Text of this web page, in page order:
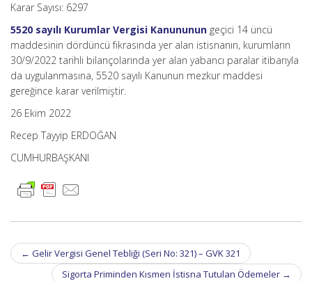
Karar Sayısı: 6297
5520 sayılı Kurumlar Vergisi Kanununun geçici 14 üncü
maddesinin dördüncü fıkrasında yer alan istisnanın, kurumların
30/9/2022 tarihli bilançolarında yer alan yabancı paralar itibarıyla
da uygulanmasına, 5520 sayılı Kanunun mezkur maddesi
gereğince karar verilmiştir.
26 Ekim 2022
Recep Tayyip ERDOĞAN
CUMHURBAŞKANI
Post
navigation
← Gelir Vergisi Genel Tebliği (Seri No: 321) – GVK 321
Sigorta Priminden Kısmen İstisna Tutulan Ödemeler →